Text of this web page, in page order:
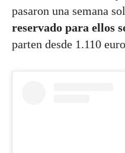
pasaron una semana
reservado para ellos
parten desde 1.110